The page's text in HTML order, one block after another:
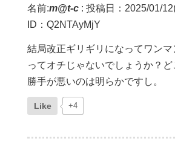
名前:m@t-c : 投稿日：2025/01/
ID：Q2NTAyMjY
結局改正ギリギリになってワン
ってオチじゃないでしょうか？
勝手が悪いのは明らかですし。
Like +4